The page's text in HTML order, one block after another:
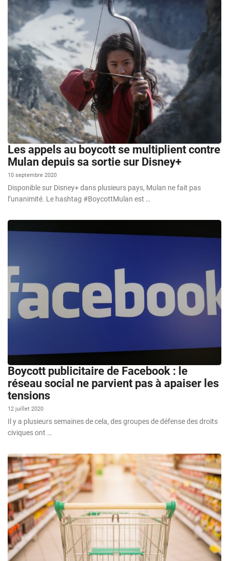
Les appels au boycott se multiplient contre
Mulan depuis sa sortie sur Disney+
10 septembre 2020
Disponible sur Disney+ dans plusieurs pays, Mulan ne fait pas
l’unanimité. Le hashtag #BoycottMulan est …
Boycott publicitaire de Facebook : le
réseau social ne parvient pas à apaiser les
tensions
12 juillet 2020
Il y a plusieurs semaines de cela, des groupes de défense des droits
civiques ont …